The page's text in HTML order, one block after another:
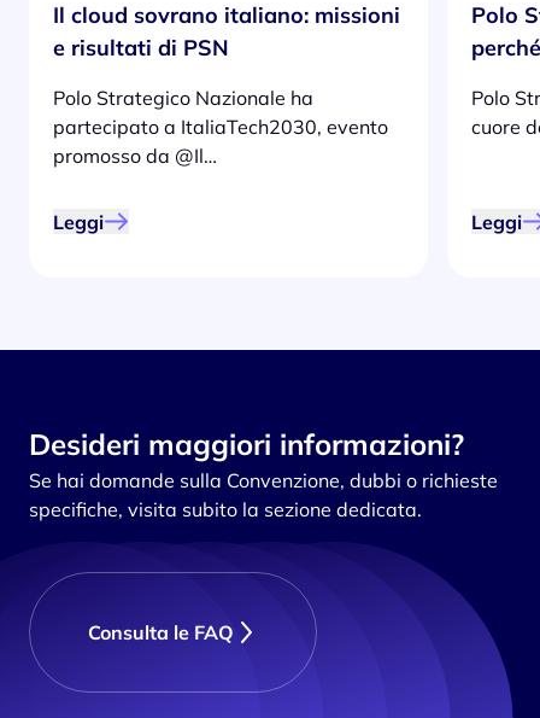
Il cloud sovrano italiano: missioni
e risultati di PSN
Polo Strategico Nazionale ha
partecipato a ItaliaTech2030, evento
promosso da @Il…
Leggi
Polo
Polo
cuore
Leggi
Desideri maggiori informazioni?
Se hai domande sulla Convenzione, dubbi o richieste
specifiche, visita subito la sezione dedicata.
Consulta le FAQ